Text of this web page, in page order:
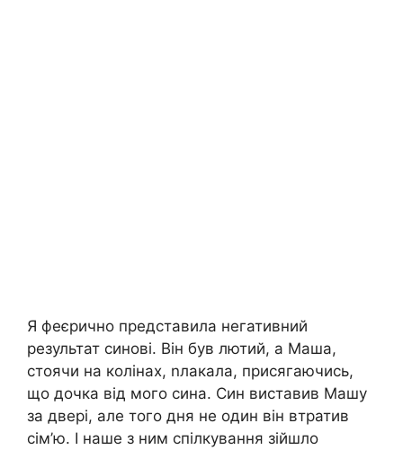
Я феєрично представила негативний
результат синові. Він був лютий, а Маша,
стоячи на колінах, nлакала, присягаючись,
що дочка від мого сина. Син виставив Машу
за двері, але того дня не один він втратив
сім’ю. І наше з ним спілкування зійшло